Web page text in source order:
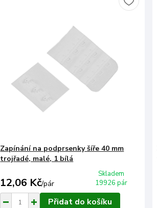
Zapínání na podprsenky šíře 40 mm
trojřadé, malé, 1 bílá
12,06 Kč/pár
Skladem
19926 pár
Přidat do košíku